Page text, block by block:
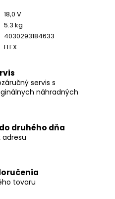
18,0 V
5.3 kg
4030293184633
FLEX
servis s
náhradných
druhého dňa
adresu
tovaru